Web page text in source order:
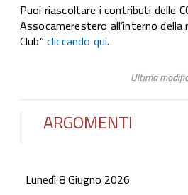
Puoi riascoltare i contributi delle
Assocamerestero all’interno della
Club”cliccando qui.
Ultima
ARGOMENTI
Lunedì 8 Giugno 2026